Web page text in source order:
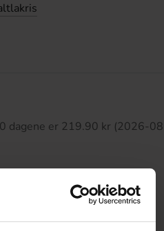
dagene er 219.90 kr (2026-